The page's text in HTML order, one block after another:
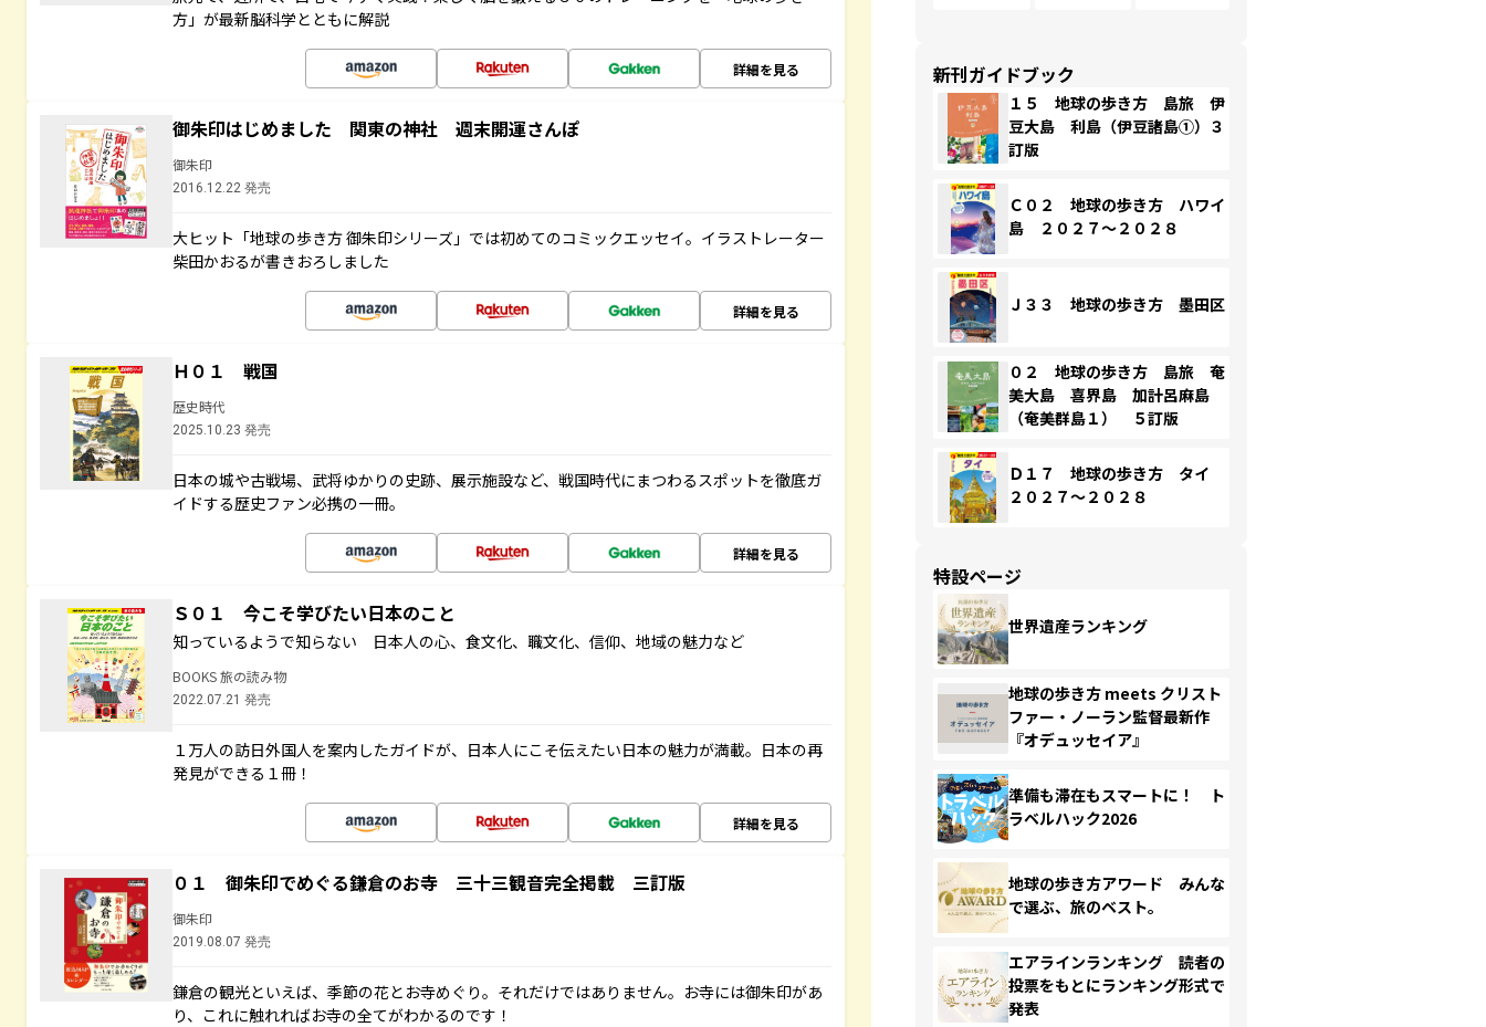
方」が最新脳科学とともに解説
詳細を見る
御朱印はじめました 関東の神社 週末開運さんぽ
御朱印
2016.12.22 発売
大ヒット「地球の歩き方 御朱印シリーズ」では初めてのコミックエッセイ。イラストレーター
柴田かおるが書きおろしました
詳細を見る
Ｈ０１ 戦国
歴史時代
2025.10.23 発売
日本の城や古戦場、武将ゆかりの史跡、展示施設など、戦国時代にまつわるスポットを徹底ガ
イドする歴史ファン必携の一冊。
詳細を見る
Ｓ０１ 今こそ学びたい日本のこと
知っているようで知らない 日本人の心、食文化、職文化、信仰、地域の魅力など
BOOKS 旅の読み物
2022.07.21 発売
１万人の訪日外国人を案内したガイドが、日本人にこそ伝えたい日本の魅力が満載。日本の再
発見ができる１冊！
詳細を見る
０１ 御朱印でめぐる鎌倉のお寺 三十三観音完全掲載 三訂版
御朱印
2019.08.07 発売
鎌倉の観光といえば、季節の花とお寺めぐり。それだけではありません。お寺には御朱印があ
り、これに触れればお寺の全てがわかるのです！
新刊ガイドブック
１５ 地球の歩き方 島旅 伊
豆大島 利島（伊豆諸島①）３
訂版
Ｃ０２ 地球の歩き方 ハワイ
島 ２０２７～２０２８
Ｊ３３ 地球の歩き方 墨田区
０２ 地球の歩き方 島旅 奄
美大島 喜界島 加計呂麻島
（奄美群島１） ５訂版
Ｄ１７ 地球の歩き方 タイ
２０２７～２０２８
特設ページ
世界遺産ランキング
地球の歩き方 meets クリスト
ファー・ノーラン監督最新作
『オデュッセイア』
準備も滞在もスマートに！ ト
ラベルハック2026
地球の歩き方アワード みんな
で選ぶ、旅のベスト。
エアラインランキング 読者の
投票をもとにランキング形式で
発表